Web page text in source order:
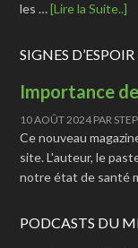
les …[Lire la Suite..]
SIGNES
Importance
10 AOÛT 2024PAR
Ce nouveau
site. L'auteur, le
notre état de santé
PODCASTS DU